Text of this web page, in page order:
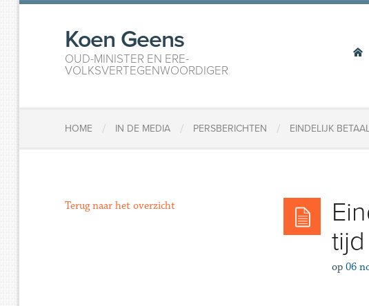
Koen Geens
OUD-MINISTER EN ERE-
VOLKSVERTEGENWOORDIGER
HOME / IN DE MEDIA / PERSBERICHTEN / EINDELIJK
tijd
op 06
Terug naar het overzicht